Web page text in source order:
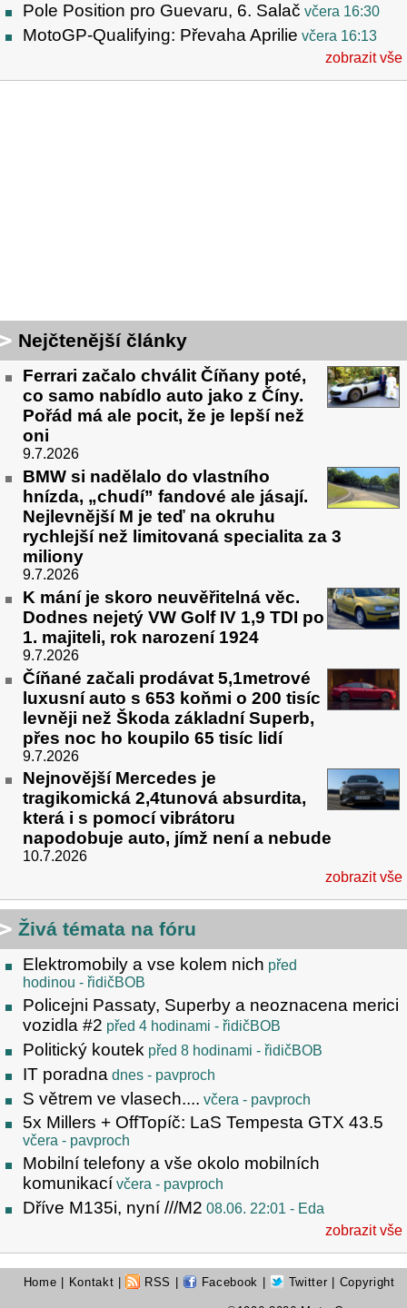
Pole Position pro Guevaru, 6. Salač včera 16:30
MotoGP-Qualifying: Převaha Aprilie včera 16:13
zobrazit vše
Nejčtenější články
Ferrari začalo chválit Číňany poté,
co samo nabídlo auto jako z Číny.
Pořád má ale pocit, že je lepší než
oni
9.7.2026
BMW si nadělalo do vlastního
hnízda, „chudí” fandové ale jásají.
Nejlevnější M je teď na okruhu
rychlejší než limitovaná specialita za 3
miliony
9.7.2026
K mání je skoro neuvěřitelná věc.
Dodnes nejetý VW Golf IV 1,9 TDI po
1. majiteli, rok narození 1924
9.7.2026
Číňané začali prodávat 5,1metrové
luxusní auto s 653 koňmi o 200 tisíc
levněji než Škoda základní Superb,
přes noc ho koupilo 65 tisíc lidí
9.7.2026
Nejnovější Mercedes je
tragikomická 2,4tunová absurdita,
která i s pomocí vibrátoru
napodobuje auto, jímž není a nebude
10.7.2026
zobrazit vše
Živá témata na fóru
Elektromobily a vse kolem nich před
hodinou - řidičBOB
Policejni Passaty, Superby a neoznacena merici
vozidla #2 před 4 hodinami - řidičBOB
Politický koutek před 8 hodinami - řidičBOB
IT poradna dnes - pavproch
S větrem ve vlasech.... včera - pavproch
5x Millers + OffTopíč: LaS Tempesta GTX 43.5
včera - pavproch
Mobilní telefony a vše okolo mobilních
komunikací včera - pavproch
Dříve M135i, nyní ///M2 08.06. 22:01 - Eda
zobrazit vše
Home Kontakt RSS Facebook Twitter | Copyright